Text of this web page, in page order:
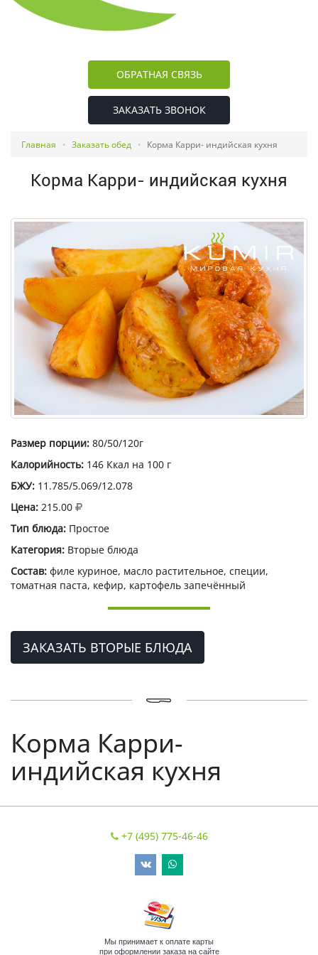
ОБРАТНАЯ СВЯЗЬ
ЗАКАЗАТЬ ЗВОНОК
Главная Заказать обед Корма Карри- индийская кухня
Корма Карри- индийская кухня
Размер порции: 80/50/120г
Калорийность: 146 Ккал на 100 г
БЖУ: 11.785/5.069/12.078
Цена: 215.00
Тип блюда: Простое
Категория: Вторые блюда
Состав: филе куриное, масло растительное, специи,
томатная паста, кефир, картофель запечённый
ЗАКАЗАТЬ ВТОРЫЕ БЛЮДА
Корма Карри-
индийская кухня
+7 (495) 775-46-46
Мы принимает к оплате карты
при оформлении заказа на сайте